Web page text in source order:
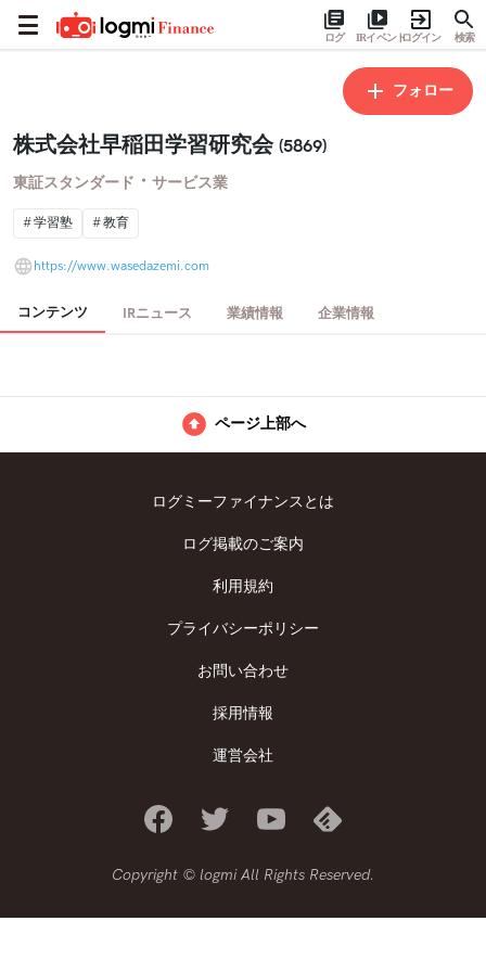
ログ IRイベントログイン 検索
フォロー
株式会社早稲田学習研究会 (5869)
東証スタンダード ・ サービス業
学習塾 教育
https://www.wasedazemi.com
コンテンツ IRニュース 業績情報 企業情報
ページ上部へ
ログミーファイナンスとは
ログ掲載のご案内
利用規約
プライバシーポリシー
お問い合わせ
採用情報
運営会社
Copyright © logmi All Rights Reserved.